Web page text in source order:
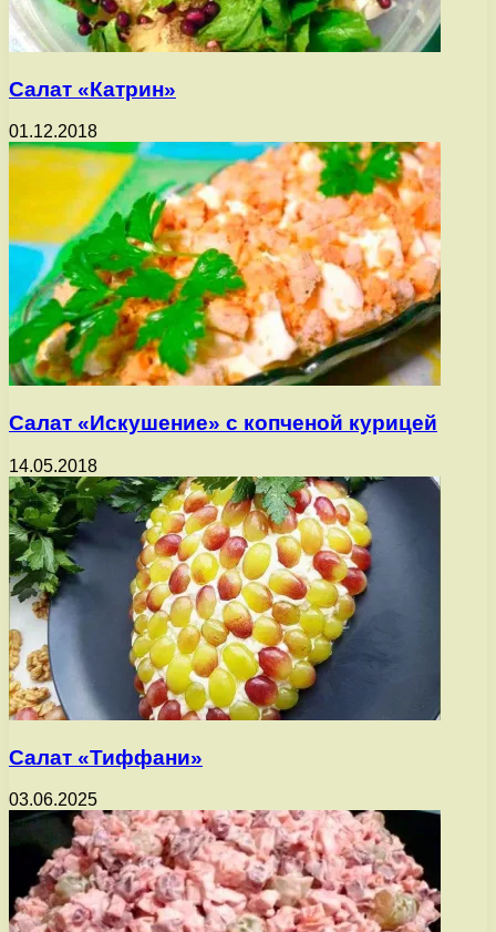
Салат «Катрин»
01.12.2018
Салат «Искушение» с копченой курицей
14.05.2018
Салат «Тиффани»
03.06.2025